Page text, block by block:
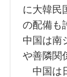
に大韓民
の配備も
中国は南
や善隣関
中国は